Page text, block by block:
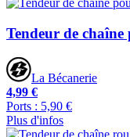
Tendeur de
La Bécanerie
4,99 €
Ports : 5,90 €
Plus d'infos